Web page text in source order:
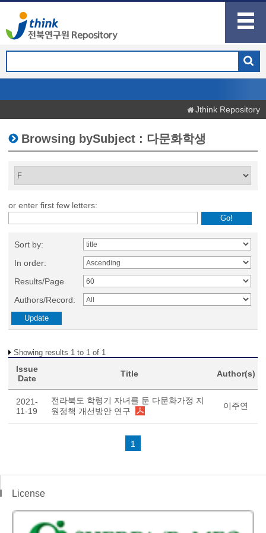
Jthink Repository
Browsing bySubject : 다문화학생
or enter first few letters:
Sort by:
In order:
Results/Page
Authors/Record:
Showing results 1 to 1 of 1
Issue
Date
Title Author(s)
2021-
11-19
전라북도 학령기 자녀를 둔 다문화가정 지
원정책 개선방안 연구
이주연
1
License